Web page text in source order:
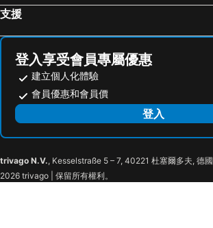
支援
登入享受會員專屬優惠
建立個人化體驗
會員優惠和會員價
登入
trivago N.V., Kesselstraße 5 – 7, 40221 杜塞爾多夫, 德國
2026 trivago | 保留所有權利。